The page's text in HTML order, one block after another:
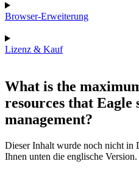
Browser-Erweiterung
Lizenz & Kauf
What is the
resources that Eagle
management?
Dieser Inhalt wurde noch nicht in
Ihnen unten die englische Version.